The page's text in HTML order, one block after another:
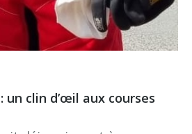
un clin d’œil aux courses